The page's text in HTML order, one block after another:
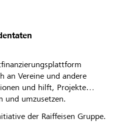
an Vereine und andere
und hilft, Projekte
und umzusetzen.
der Raiffeisen Gruppe.